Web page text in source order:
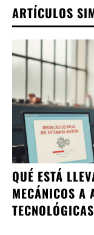
ARTÍCULOS
QUÉ ESTÁ
MECÁNICOS A